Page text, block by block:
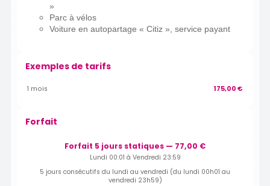
»
Parc à vélos
Voiture en autopartage « Citiz », service payant
Exemples de tarifs
1 mois 175,00 €
Forfait
Forfait 5 jours statiques — 77,00 €
Lundi 00:01 à Vendredi 23:59
5 jours consécutifs du lundi au vendredi (du lundi 00h01 au
vendredi 23h59)